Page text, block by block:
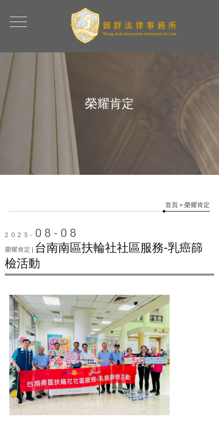
榮耀肯定
首頁 > 榮耀肯定
2025- 08-08
榮耀肯定 | 台南南區扶輪社社區服務-乳癌篩
檢活動